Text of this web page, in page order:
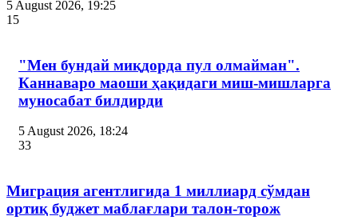
5 August 2026, 19:25
15
"Мен бундай миқдорда пул олмайман".
Каннаваро маоши ҳақидаги миш-мишларга
муносабат билдирди
5 August 2026, 18:24
33
Миграция агентлигида 1 миллиард сўмдан
ортиқ буджет маблағлари талон-торож